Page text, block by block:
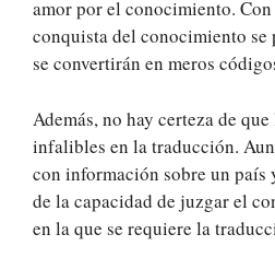
amor por el conocimiento.
conquista del conocimiento se
se convertirán en meros
Además, no hay certeza de
infalibles en la traducción.
con información sobre un país
de la capacidad de juzgar el
en la que se requiere la